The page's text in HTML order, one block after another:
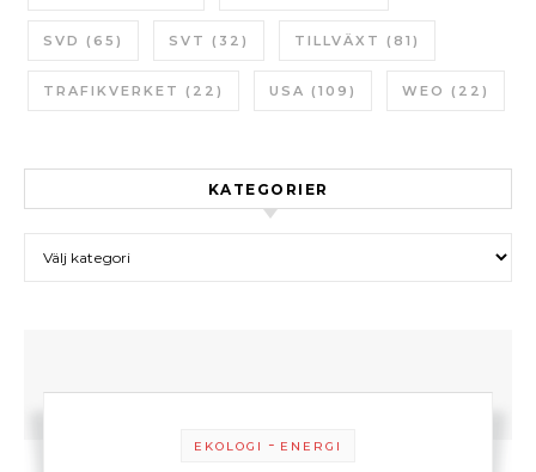
SVD (65) SVT (32) TILLVÄXT (81)
TRAFIKVERKET (22) USA (109) WEO (22)
KATEGORIER
EKOLOGI - ENERGI